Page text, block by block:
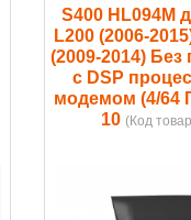
S400 HL094M
L200 (2006-
(2009-2014)
с DSP
модемом (4/64
10 (Код